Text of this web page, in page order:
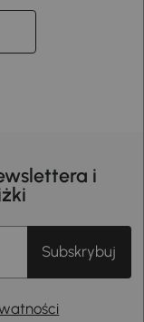
i
Subskrybuj